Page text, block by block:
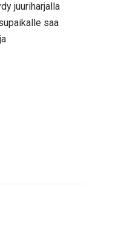
juuriharjalla
saa